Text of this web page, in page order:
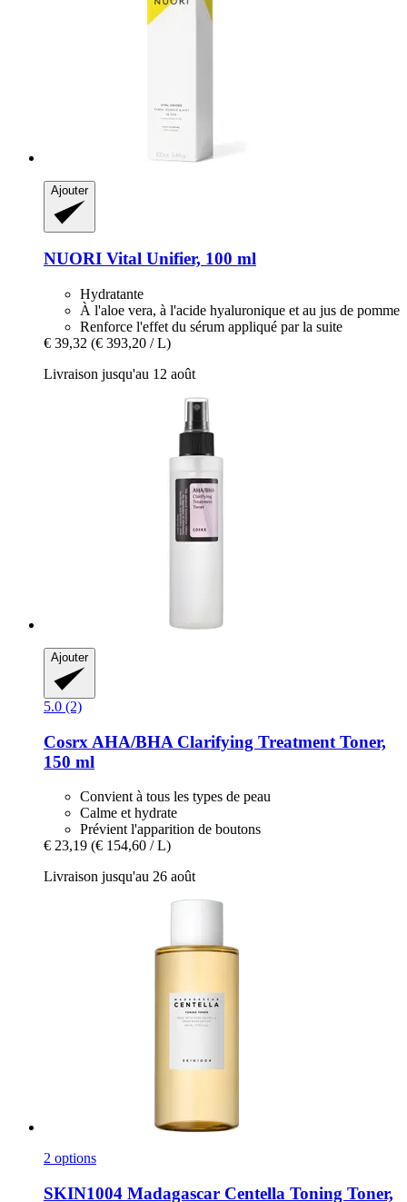
Ajouter
NUORI Vital Unifier, 100 ml
Hydratante
À l'aloe vera, à l'acide hyaluronique et au jus de pomme
Renforce l'effet du sérum appliqué par la suite
€ 39,32 (€ 393,20 / L)
Livraison jusqu'au 12 août
Ajouter
5.0 (2)
Cosrx AHA/BHA Clarifying Treatment Toner,
150 ml
Convient à tous les types de peau
Calme et hydrate
Prévient l'apparition de boutons
€ 23,19 (€ 154,60 / L)
Livraison jusqu'au 26 août
2 options
SKIN1004 Madagascar Centella Toning Toner,